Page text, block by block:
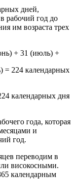
дней,
рабочий год до
им возраста трех
+ 31 (июль) +
= 224 календарных
календарных дня
года, которая
и
год.
переводим в
високосными.
календарным